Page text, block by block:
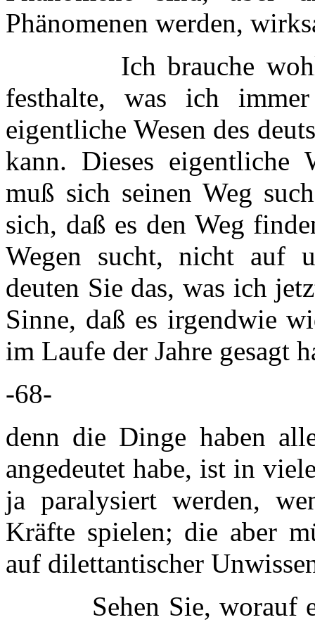
Phänomenen werden,
Ich brauche wohl
festhalte, was ich
eigentliche Wesen des
kann. Dieses eigentliche
muß sich seinen Weg
sich, daß es den Weg
Wegen sucht, nicht auf
deuten Sie das, was ich
Sinne, daß es irgendwie
im Laufe der Jahre gesagt
-68-
denn die Dinge haben
angedeutet habe, ist in
ja paralysiert werden,
Kräfte spielen; die aber
auf dilettantischer
Sehen Sie, worauf es